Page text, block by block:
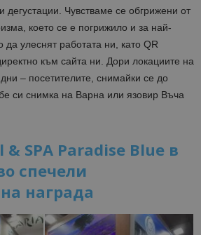
Чувстваме се обгрижени от
което се е погрижило и за най-
да улеснят работата ни, като QR
към сайта ни. Дори локациите на
– посетителите, снимайки се до
си снимка на Варна или язовир Въча
SPA Paradise Blue в
спечели
награда